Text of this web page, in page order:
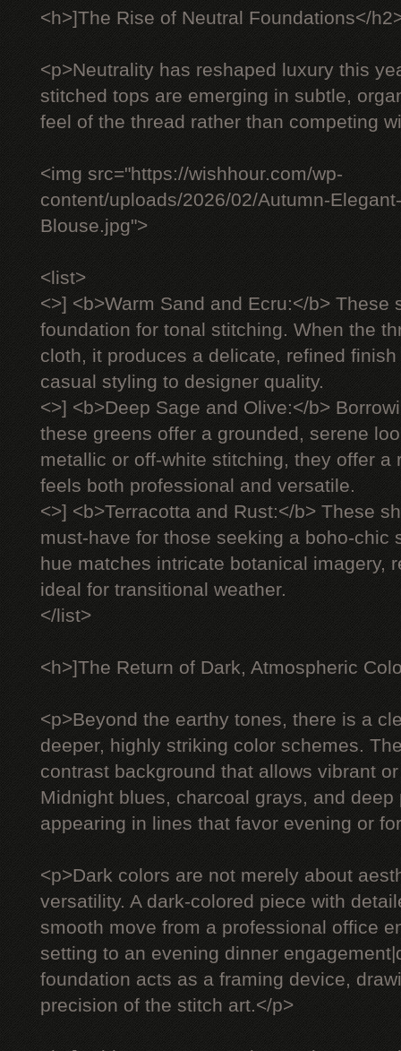
<h>]The Rise of Neutral Foundations</
<p>Neutrality has reshaped luxury this
stitched tops are emerging in subtle,
feel of the thread rather than competing
<img src="https://wishhour.com/wp-
content/uploads/2026/02/Autumn-
Blouse.jpg">
<list>
<>] <b>Warm Sand and Ecru:</b>
foundation for tonal stitching. When the
cloth, it produces a delicate, refined
casual styling to designer quality.
<>] <b>Deep Sage and Olive:</b>
these greens offer a grounded, serene
metallic or off-white stitching, they offer a
feels both professional and versatile.
<>] <b>Terracotta and Rust:</b> These
must-have for those seeking a boho-chic
hue matches intricate botanical imagery,
ideal for transitional weather.
</list>
<h>]The Return of Dark, Atmospheric
<p>Beyond the earthy tones, there is a
deeper, highly striking color schemes.
contrast background that allows vibrant
Midnight blues, charcoal grays, and
appearing in lines that favor evening or
<p>Dark colors are not merely about
versatility. A dark-colored piece with
smooth move from a professional office
setting to an evening dinner
foundation acts as a framing device,
precision of the stitch art.</p>